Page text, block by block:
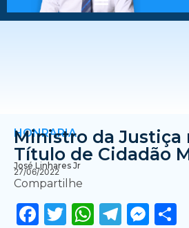
HONRARIA
Ministro da Justiça
Título de Cidadão
José Linhares Jr
27/06/2022
Compartilhe
Facebook
Twitter